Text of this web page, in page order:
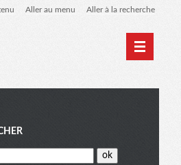
Aller au menu Aller à la recherche